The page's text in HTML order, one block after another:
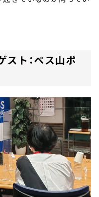
スト：ペス山ポ